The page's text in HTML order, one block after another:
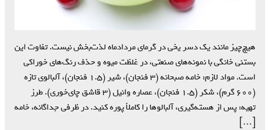
هیچ‌چیز مانند یک دسر یخی در گرمای مردادماه لذت‌بخش نیست. تفاوت این
بستنی خانگی با نمونه‌های صنعتی، در غلظت میوه و حذف رنگ‌های خوراکی
است. مواد لازم: خامه صبحانه (۳ فنجان)، شیر (۱.۵ فنجان)، آلبالوی تازه
(۶۰۰ گرم)، شکر (۱.۵ فنجان)، عصاره وانیل (۳ قاشق چای‌خوری). طرز
تهیه: پس از هسته‌گیری، آلبالوها را کاملاً پوره کنید. در ظرفی جداگانه، خامه
[…]